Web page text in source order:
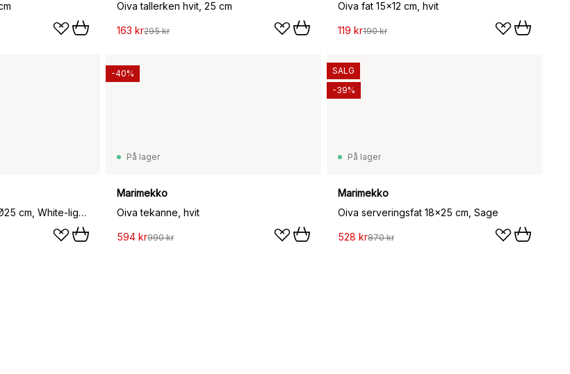
Oiva tallerken hvit, 25 cm
163 kr295 kr
Oiva fat 15x12 cm, hvit
119 kr190 kr
Oiva Unikko tallerken Ø25 cm, White-light grey-cobalt
På lager
Marimekko
Oiva tekanne, hvit
594 kr990 kr
-40%
På lager
Marimekko
Oiva serveringsfat 18x25 cm, Sage
528 kr870 kr
SALG
-39%